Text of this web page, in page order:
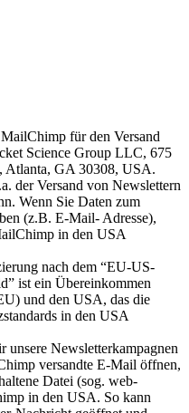
für den Versand
Science Group LLC, 675
Atlanta, GA 30308, USA.
der Versand von Newslettern
Wenn Sie Daten zum
(z.B. E‐Mail‐ Adresse),
in den USA
nach dem “EU‐US‐
ist ein Übereinkommen
und den USA, das die
in den USA
Newsletterkampagnen
versandte E‐Mail öffnen,
Datei (sog. web‐
in den USA. So kann